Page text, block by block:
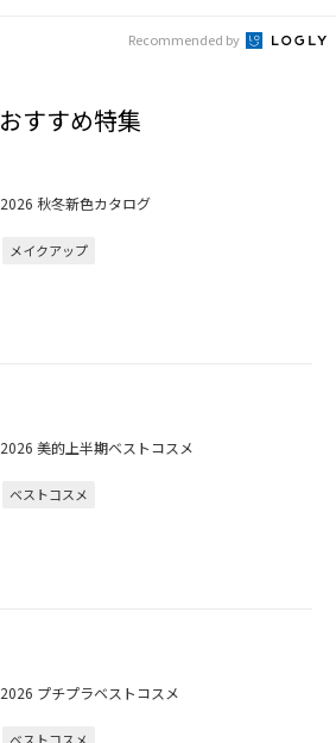
Recommended by
おすすめ特集
2026 秋冬新色カタログ
メイクアップ
2026 美的上半期ベストコスメ
ベストコスメ
2026 プチプラベストコスメ